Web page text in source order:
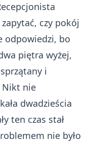
czy pokój
odpowiedzi, bo
piętra wyżej,
i
Nikt nie
dwadzieścia
ten czas stał
nie było